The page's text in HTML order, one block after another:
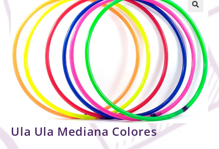
🔍
Ula Ula Mediana Colores